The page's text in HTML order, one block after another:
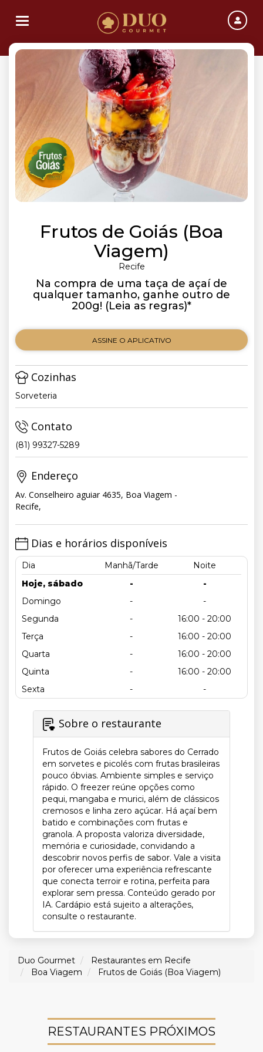
Toggle navigation
Frutos de Goiás (Boa
Viagem)
Recife
Na compra de uma taça de açaí de
qualquer tamanho, ganhe outro de
200g! (Leia as regras)*
ASSINE O APLICATIVO
Cozinhas
Sorveteria
Contato
(81) 99327-5289
Endereço
Av. Conselheiro aguiar 4635, Boa Viagem -
Recife,
Dias e horários disponíveis
Dia Manhã/Tarde
Noite
Hoje, sábado
-
-
Domingo
-
-
Segunda
-
16:00 - 20:00
Terça
-
16:00 - 20:00
Quarta
-
16:00 - 20:00
Quinta
-
16:00 - 20:00
Sexta
- -
Sobre o restaurante
Frutos de Goiás celebra sabores do Cerrado
em sorvetes e picolés com frutas brasileiras
pouco óbvias. Ambiente simples e serviço
rápido. O freezer reúne opções como
pequi, mangaba e murici, além de clássicos
cremosos e linha zero açúcar. Há açaí bem
batido e combinações com frutas e
granola. A proposta valoriza diversidade,
memória e curiosidade, convidando a
descobrir novos perfis de sabor. Vale a visita
por oferecer uma experiência refrescante
que conecta terroir e rotina, perfeita para
explorar sem pressa. Conteúdo gerado por
IA. Cardápio está sujeito a alterações,
consulte o restaurante.
Duo Gourmet
Restaurantes em Recife
Boa Viagem
Frutos de Goiás (Boa Viagem)
RESTAURANTES PRÓXIMOS